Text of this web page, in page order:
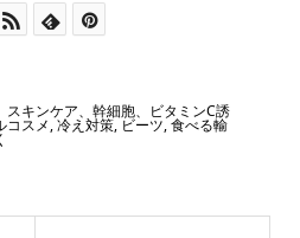
キンケア、幹細胞、ビタミンC誘
コスメ,冷え対策,ビーツ,食べる輸